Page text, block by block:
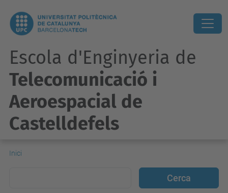
Escola d'Enginyeria de
Telecomunicació i
Aeroespacial de
Castelldefels
Inici